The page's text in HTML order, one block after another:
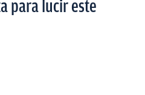
para lucir este